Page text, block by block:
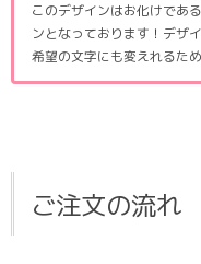
このデザインはお化けであ
ンとなっております！デザ
希望の文字にも変えれるた
ご注文の流れ